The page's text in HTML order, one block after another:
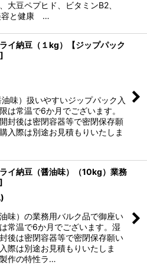
大豆ペプヒド、ビタミンB2、
容と健康 …
イ納豆（１kg）【ジップパック
]
油味）扱いやすいジップパック入
は常温で6か月でございます。
封後は密閉容器等で密閉保存願
入際は別途お見積もりいたしま
イ納豆（醤油味）（10kg）業務
]
味）の業務用バルク品で御座い
常温で6か月でございます。湿
後は密閉容器等で密閉保存願い
際は別途お見積もりいたしま
作の特性ラ…